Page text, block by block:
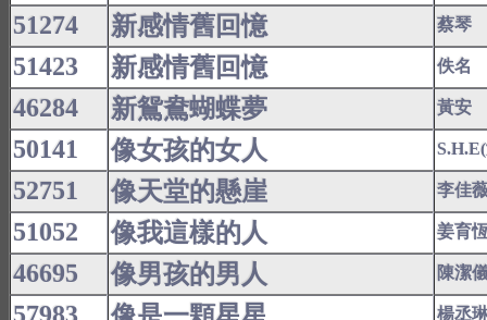
51274 新感情舊回憶 蔡琴
51423 新感情舊回憶 佚名
46284 新鴛鴦蝴蝶夢 黃安
50141 像女孩的女人
52751 像天堂的懸崖 李佳
51052 像我這樣的人 姜育
46695 像男孩的男人 陳潔
楊丞